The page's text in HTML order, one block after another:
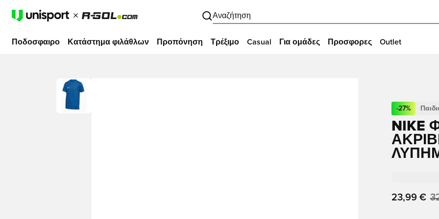
Αναζήτηση
Ποδοσφαιρο Κατάστημα φιλάθλων Προπόνηση Τρέξιμο Casual Για ομάδες Προσφορες Outlet
-27%
NIKE
23,99 €